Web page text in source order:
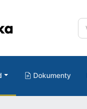
Dokumenty